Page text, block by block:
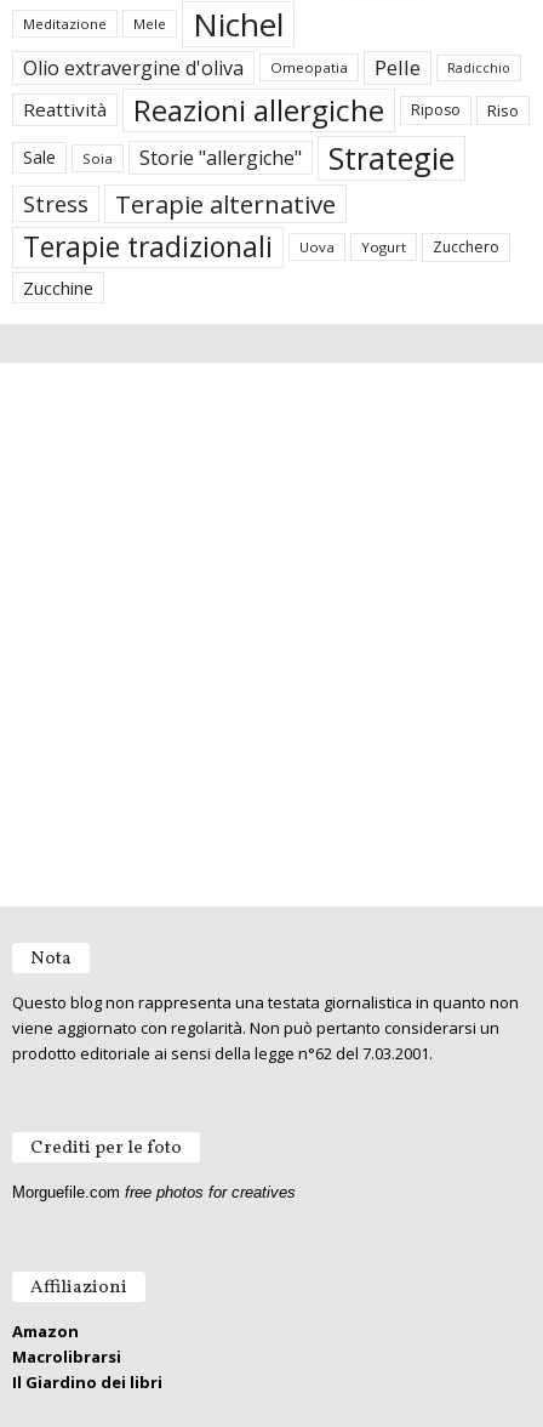
Meditazione Mele Nichel
Olio extravergine d'oliva Omeopatia Pelle Radicchio
Reattività Reazioni allergiche Riposo Riso
Sale Soia Storie "allergiche" Strategie
Stress Terapie alternative
Terapie tradizionali Uova Yogurt Zucchero
Zucchine
Nota
Questo blog non rappresenta una testata giornalistica in quanto non
viene aggiornato con regolarità. Non può pertanto considerarsi un
prodotto editoriale ai sensi della legge n°62 del 7.03.2001.
Crediti per le foto
Morguefile.com free photos for creatives
Affiliazioni
Amazon
Macrolibrarsi
Il Giardino dei libri